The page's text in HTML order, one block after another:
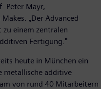
Peter Mayr,
„Der Advanced
einem zentralen
Fertigung."
heute in München ein
metallische additive
von rund 40 Mitarbeitern